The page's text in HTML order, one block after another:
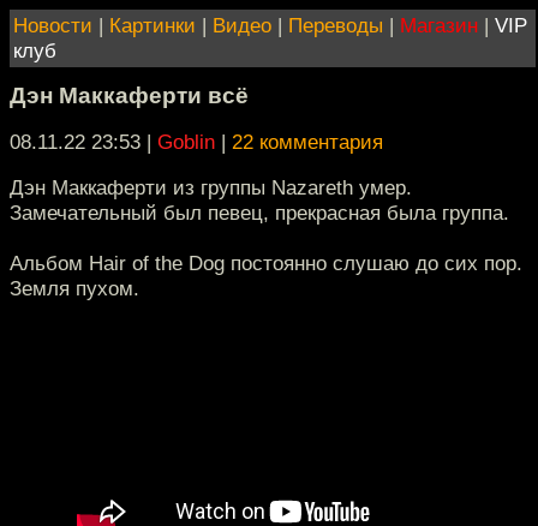
Новости | Картинки | Видео | Переводы | Магазин | VIP
клуб
Дэн Маккаферти всё
08.11.22 23:53 | Goblin | 22 комментария
Дэн Маккаферти из группы Nazareth умер.
Замечательный был певец, прекрасная была группа.
Альбом Hair of the Dog постоянно слушаю до сих пор.
Земля пухом.